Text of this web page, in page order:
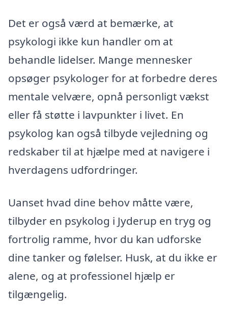
Det er også værd at bemærke, at
psykologi ikke kun handler om at
behandle lidelser. Mange mennesker
opsøger psykologer for at forbedre deres
mentale velvære, opnå personligt vækst
eller få støtte i lavpunkter i livet. En
psykolog kan også tilbyde vejledning og
redskaber til at hjælpe med at navigere i
hverdagens udfordringer.
Uanset hvad dine behov måtte være,
tilbyder en psykolog i Jyderup en tryg og
fortrolig ramme, hvor du kan udforske
dine tanker og følelser. Husk, at du ikke er
alene, og at professionel hjælp er
tilgængelig.